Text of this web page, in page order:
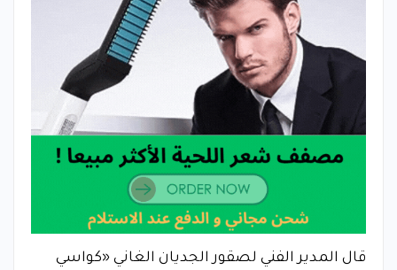
قال المدير الفني لصقور الجديان الغاني «كواسي